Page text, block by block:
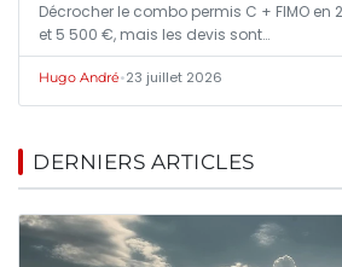
Décrocher le combo permis C + FIMO en
et 5 500 €, mais les devis sont…
Hugo André•23 juillet 2026
DERNIERS ARTICLES